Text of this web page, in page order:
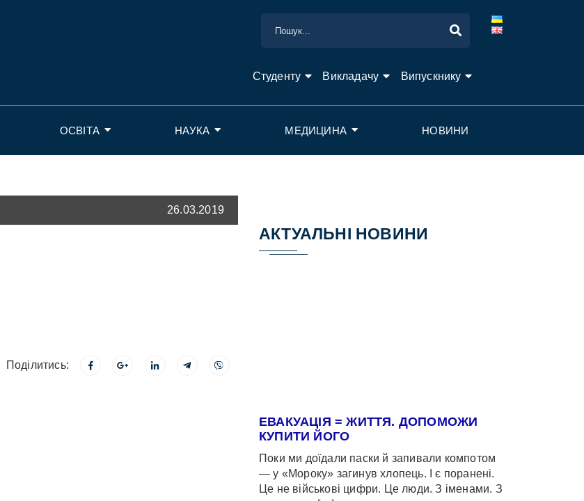
Студенту Викладачу Випускнику
ОСВІТА НАУКА МЕДИЦИНА НОВИНИ
26.03.2019
Поділитись:
АКТУАЛЬНІ НОВИНИ
ЕВАКУАЦІЯ = ЖИТТЯ. ДОПОМОЖИ
КУПИТИ ЙОГО
Поки ми доїдали паски й запивали компотом
— у «Мороку» загинув хлопець. І є поранені.
Це не військові цифри. Це люди. З іменами. З